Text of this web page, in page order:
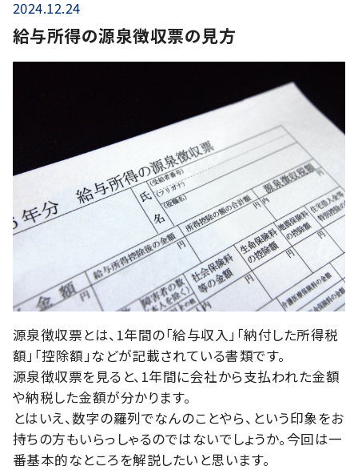
2024.12.24
給与所得の源泉徴収票の見方
源泉徴収票とは、1年間の「給与収入」「納付した所得税
額」「控除額」などが記載されている書類です。
源泉徴収票を見ると、1年間に会社から支払われた金額
や納税した金額が分かります。
とはいえ、数字の羅列でなんのことやら、という印象をお
持ちの方もいらっしゃるのではないでしょうか。今回は一
番基本的なところを解説したいと思います。